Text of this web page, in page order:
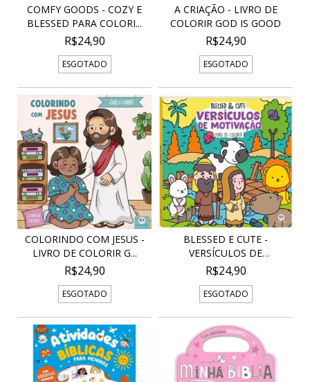
COMFY GOODS - COZY E
BLESSED PARA COLORI...
R$24,90
ESGOTADO
A CRIAÇÃO - LIVRO DE
COLORIR GOD IS GOOD
R$24,90
ESGOTADO
COLORINDO COM JESUS -
LIVRO DE COLORIR G...
R$24,90
ESGOTADO
BLESSED E CUTE -
VERSÍCULOS DE
MOTIVAÇÃO...
R$24,90
ESGOTADO